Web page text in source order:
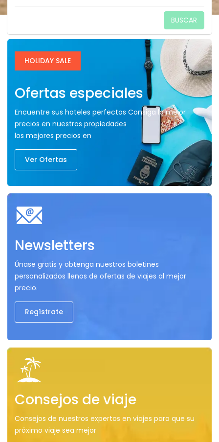
BUSCAR
HOLIDAY SALE
Ofertas especiales
Encuentre sus hoteles perfectos Consiga lo mejor
precios en nuestras propiedades
los mejores precios en
Ver Ofertas
Newsletters
Únase gratis y obtenga nuestros boletines
personalizados llenos de ofertas de viajes al mejor
precio.
Regístrate
Consejos de viaje
Consejos de nuestros expertos en viajes para que su
próximo viaje sea mejor